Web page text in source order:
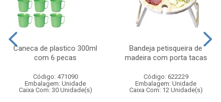
Caneca de plastico 300ml
com 6 pecas
Código: 471090
Embalagem: Unidade
Caixa Com: 30 Unidade(s)
Bandeja petisqueira de
madeira com porta tacas
Código: 622229
Embalagem: Unidade
Caixa Com: 12 Unidade(s)